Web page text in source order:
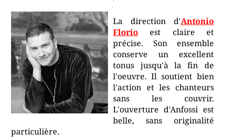
La direction d'Antonio
Florio est claire et
précise. Son ensemble
conserve un excellent
tonus jusqu'à la fin de
l'oeuvre. Il soutient bien
l'action et les chanteurs
sans les couvrir.
L'ouverture d'Anfossi est
belle, sans originalité
particulière.